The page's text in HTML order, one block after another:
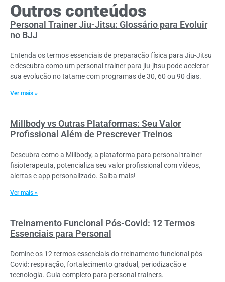
Outros conteúdos
Personal Trainer Jiu-Jitsu: Glossário para Evoluir
no BJJ
Entenda os termos essenciais de preparação física para Jiu-Jitsu
e descubra como um personal trainer para jiu-jitsu pode acelerar
sua evolução no tatame com programas de 30, 60 ou 90 dias.
Ver mais »
Millbody vs Outras Plataformas: Seu Valor
Profissional Além de Prescrever Treinos
Descubra como a Millbody, a plataforma para personal trainer
fisioterapeuta, potencializa seu valor profissional com vídeos,
alertas e app personalizado. Saiba mais!
Ver mais »
Treinamento Funcional Pós-Covid: 12 Termos
Essenciais para Personal
Domine os 12 termos essenciais do treinamento funcional pós-
Covid: respiração, fortalecimento gradual, periodização e
tecnologia. Guia completo para personal trainers.